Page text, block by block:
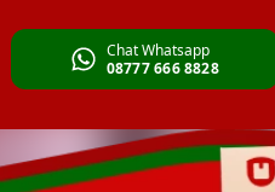
Chat Whatsapp
08777 666 8828